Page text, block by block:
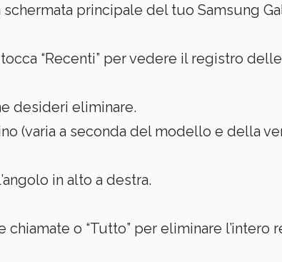
principale del tuo Samsung
“Recenti” per vedere il registro
desideri eliminare.
(varia a seconda del modello e della
in alto a destra.
o “Tutto” per eliminare l’intero